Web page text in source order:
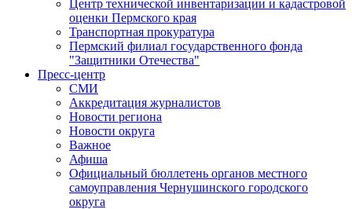
Центр технической инвентаризации и кадастровой
оценки Пермского края
Транспортная прокуратура
Пермский филиал государственного фонда
"Защитники Отечества"
Пресс-центр
СМИ
Аккредитация журналистов
Новости региона
Новости округа
Важное
Афиша
Официальный бюллетень органов местного
самоуправления Чернушинского городского
округа